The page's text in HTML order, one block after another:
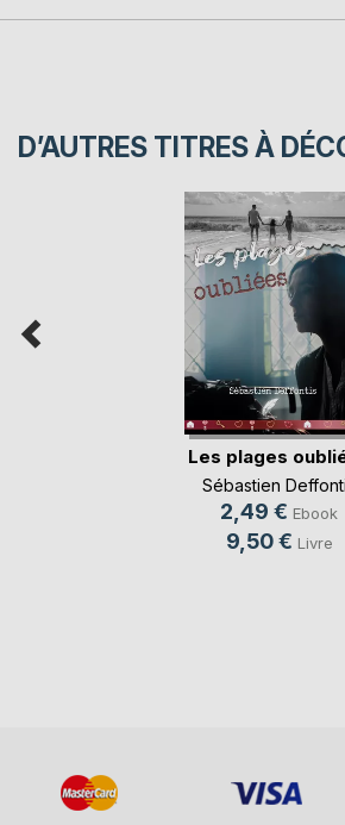
D’AUTRES TITRES À
Les plages
Sébastien
2,49 € Ebook
9,50 € Livre